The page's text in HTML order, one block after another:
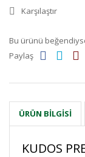
Karşılaştır
Bu ürünü
Paylaş
ÜRÜN BILGISI
KUDOS